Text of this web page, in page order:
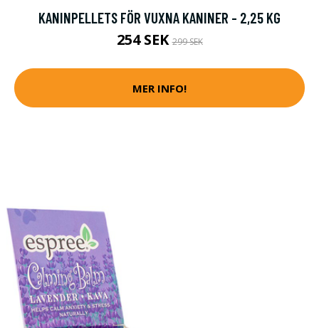
KANINPELLETS FÖR VUXNA KANINER - 2,25 KG
254 SEK299 SEK
MER INFO!